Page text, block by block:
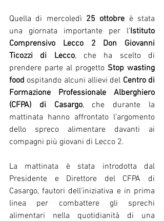
Quella di mercoledì 25 ottobre è stata
una giornata importante per l’Istituto
Comprensivo Lecco 2 Don Giovanni
Ticozzi di Lecco, che ha scelto di
prendere parte al progetto Stop wasting
food ospitando alcuni allievi del Centro di
Formazione Professionale Alberghiero
(CFPA) di Casargo, che durante la
mattinata hanno affrontato l’argomento
dello spreco alimentare davanti ai
compagni più giovani di Lecco 2.
La mattinata è stata introdotta dal
Presidente e Direttore del CFPA di
Casargo, fautori dell’iniziativa e in prima
linea per combattere gli sprechi
alimentari nella quotidianità di una